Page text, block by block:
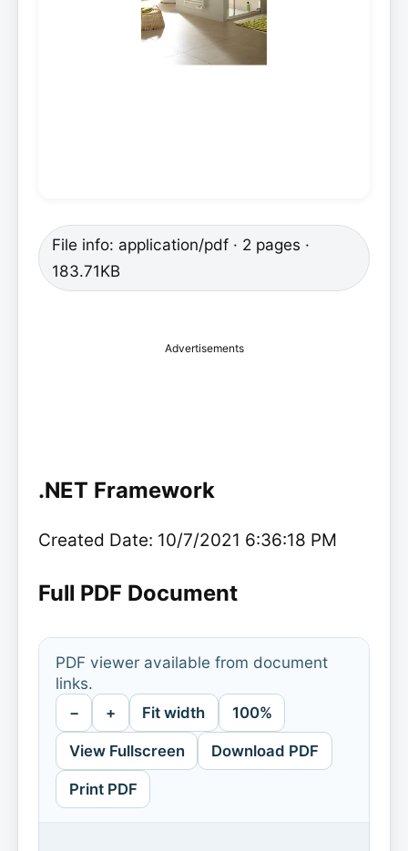
File info: application/pdf · 2 pages ·
183.71KB
Advertisements
.NET Framework
Created Date: 10/7/2021 6:36:18 PM
Full PDF Document
PDF viewer available from document
links.
− + Fit width 100%
View Fullscreen Download PDF
Print PDF